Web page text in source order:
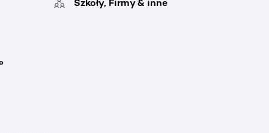
Szkoły, Firmy & inne